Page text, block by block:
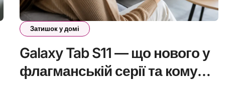
Затишок у домі
Galaxy Tab S11 — що нового у
флагманській серії та кому